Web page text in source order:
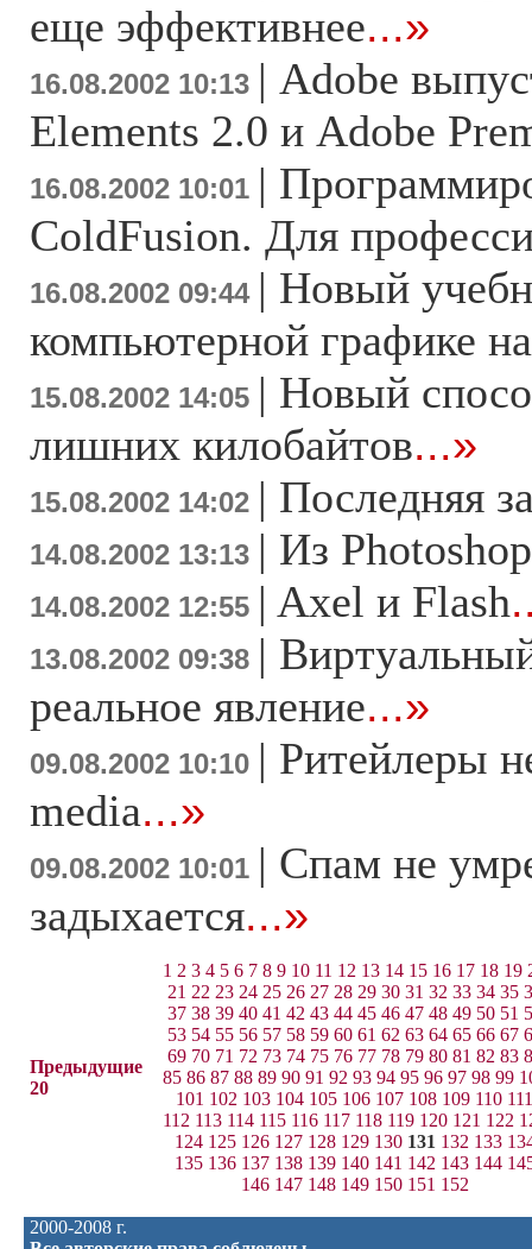
еще эффективнее...»
16.08.2002 10:13 | Adobe
Elements 2.0 и Adobe
16.08.2002 10:01 |
ColdFusion. Для
16.08.2002 09:44 | Новый
компьютерной графике
15.08.2002 14:05 | Новый
лишних килобайтов...»
15.08.2002 14:02 | Последняя
14.08.2002 13:13 | Из
14.08.2002 12:55 | Axel и Flash
13.08.2002 09:38 |
реальное явление...»
09.08.2002 10:10 | Ритейлеры
media...»
09.08.2002 10:01 | Спам не
задыхается...»
Предыдущие
20
1 2 3 4 5 6 7 8 9 10 11 12 13 14 15 16 17 18 19
21 22 23 24 25 26 27 28 29 30 31 32 33 34 35
37 38 39 40 41 42 43 44 45 46 47 48 49 50 51
53 54 55 56 57 58 59 60 61 62 63 64 65 66 67
69 70 71 72 73 74 75 76 77 78 79 80 81 82 83
85 86 87 88 89 90 91 92 93 94 95 96 97 98 99
101 102 103 104 105 106 107 108 109 110 111
112 113 114 115 116 117 118 119 120 121 122
124 125 126 127 128 129 130 131 132 133
135 136 137 138 139 140 141 142 143 144
146 147 148 149 150 151 152
2000-2008 г.